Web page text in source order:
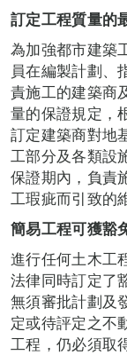
訂定工程質量的
為加強都市建築
員在編製計劃、
責施工的建築商
量的保證規定，
訂定建築商對地
工部分及各類設
保證期內，負責
工瑕疵而引致的
簡易工程可獲豁
進行任何土木工
法律同時訂定了
無須審批計劃及
定或待評定之不
工程，仍必須取